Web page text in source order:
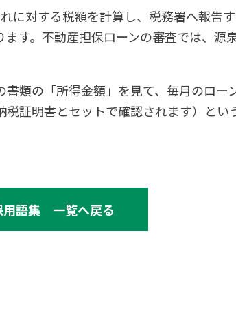
に対する税額を計算し、税務署へ報告
ます。不動産担保ローンの審査では、
書類の「所得金額」を見て、毎月のロ
税証明書とセットで確認されます）とい
用語集 一覧へ戻る